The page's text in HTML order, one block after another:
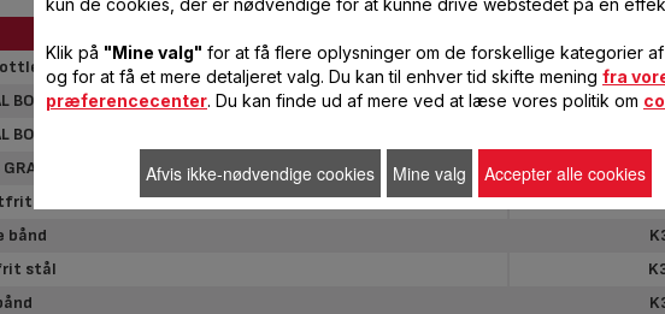
Produkter
BOTTLES
BOTTLES
stål
bånd
stål
Klik på "Mine valg" for at få flere oplysninger om de forskellige kategorier
og for at få et mere detaljeret valg. Du kan til enhver tid skifte mening fra
præferencecenter. Du kan finde ud af mere ved at læse vores politik om
Afvis ikke-nødvendige cookies Mine valg Accepter alle cookies